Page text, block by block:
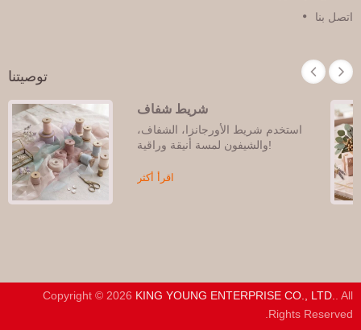
بنا
توصيتنا
شريط شفاف
استخدم شريط الأورجانزا، الشفاف،
اقرأ أكثر
Copyright © 2026 KING YOUNG ENTERPRISE CO., LTD..
Rights